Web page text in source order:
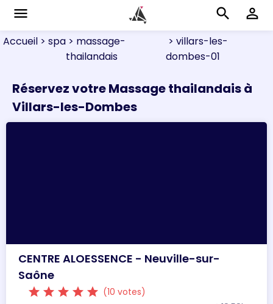
menu search perm_identity
Accueil > spa > massage-
thailandais
> villars-les-
dombes-01
Réservez votre Massage thailandais à
Villars-les-Dombes
CENTRE ALOESSENCE - Neuville-sur-
Saône
star star star star star (10 votes)